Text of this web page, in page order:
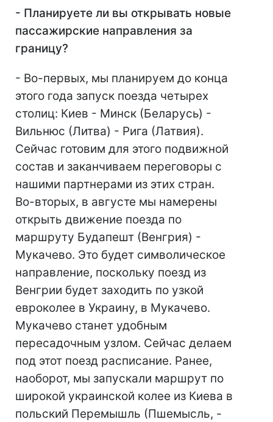
- Планируете ли вы открывать новые
пассажирские направления за
границу?
- Во-первых, мы планируем до конца
этого года запуск поезда четырех
столиц: Киев - Минск (Беларусь) -
Вильнюс (Литва) - Рига (Латвия).
Сейчас готовим для этого подвижной
состав и заканчиваем переговоры с
нашими партнерами из этих стран.
Во-вторых, в августе мы намерены
открыть движение поезда по
маршруту Будапешт (Венгрия) -
Мукачево. Это будет символическое
направление, поскольку поезд из
Венгрии будет заходить по узкой
евроколее в Украину, в Мукачево.
Мукачево станет удобным
пересадочным узлом. Сейчас делаем
под этот поезд расписание. Ранее,
наоборот, мы запускали маршрут по
широкой украинской колее из Киева в
польский Перемышль (Пшемысль, -